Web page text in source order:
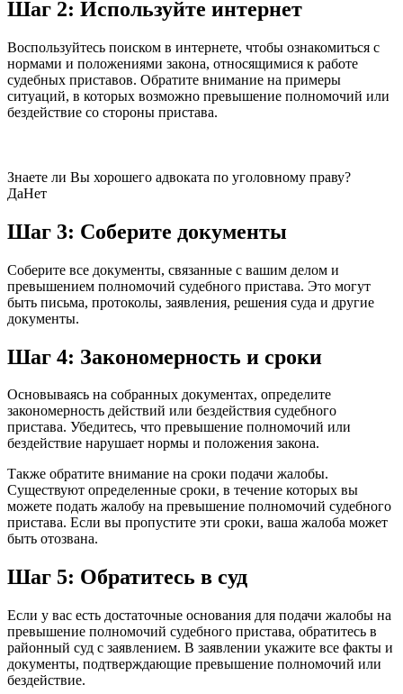
Шаг 2: Используйте интернет
Воспользуйтесь поиском в интернете, чтобы ознакомиться с
нормами и положениями закона, относящимися к работе
судебных приставов. Обратите внимание на примеры
ситуаций, в которых возможно превышение полномочий или
бездействие со стороны пристава.
Знаете ли Вы хорошего адвоката по уголовному праву?
ДаНет
Шаг 3: Соберите документы
Соберите все документы, связанные с вашим делом и
превышением полномочий судебного пристава. Это могут
быть письма, протоколы, заявления, решения суда и другие
документы.
Шаг 4: Закономерность и сроки
Основываясь на собранных документах, определите
закономерность действий или бездействия судебного
пристава. Убедитесь, что превышение полномочий или
бездействие нарушает нормы и положения закона.
Также обратите внимание на сроки подачи жалобы.
Существуют определенные сроки, в течение которых вы
можете подать жалобу на превышение полномочий судебного
пристава. Если вы пропустите эти сроки, ваша жалоба может
быть отозвана.
Шаг 5: Обратитесь в суд
Если у вас есть достаточные основания для подачи жалобы на
превышение полномочий судебного пристава, обратитесь в
районный суд с заявлением. В заявлении укажите все факты и
документы, подтверждающие превышение полномочий или
бездействие.